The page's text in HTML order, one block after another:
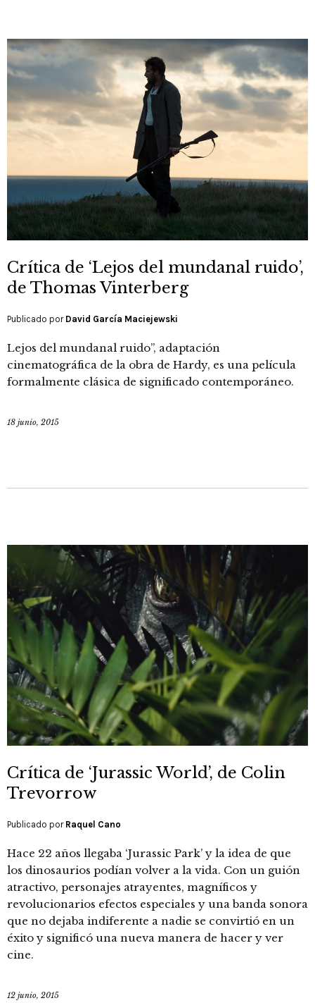
Crítica de ‘Lejos del mundanal ruido’,
de Thomas Vinterberg
Publicado por David García Maciejewski
Lejos del mundanal ruido”, adaptación
cinematográfica de la obra de Hardy, es una película
formalmente clásica de significado contemporáneo.
18 junio, 2015
Crítica de ‘Jurassic World’, de Colin
Trevorrow
Publicado por Raquel Cano
Hace 22 años llegaba ‘Jurassic Park’ y la idea de que
los dinosaurios podían volver a la vida. Con un guión
atractivo, personajes atrayentes, magníficos y
revolucionarios efectos especiales y una banda sonora
que no dejaba indiferente a nadie se convirtió en un
éxito y significó una nueva manera de hacer y ver
cine.
12 junio, 2015